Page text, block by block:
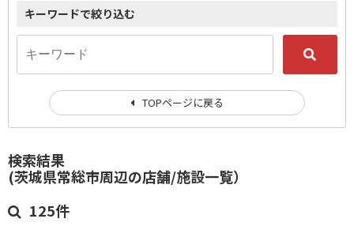
検索結果
(茨城県常総市周辺の店舗/施設一覧）
125件
キーワードで絞り込む
TOPページに戻る